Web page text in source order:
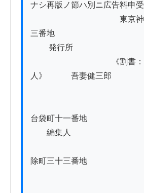
ナシ再版ノ節ハ別ニ広告料申
東京神田区通
三番地
発行所　　　　　　　
《割書：発行
人》　　　吾妻健三郎
神田区
台袋町十一番地
編集人　　　　　　　　　
小石川
除町三十三番地